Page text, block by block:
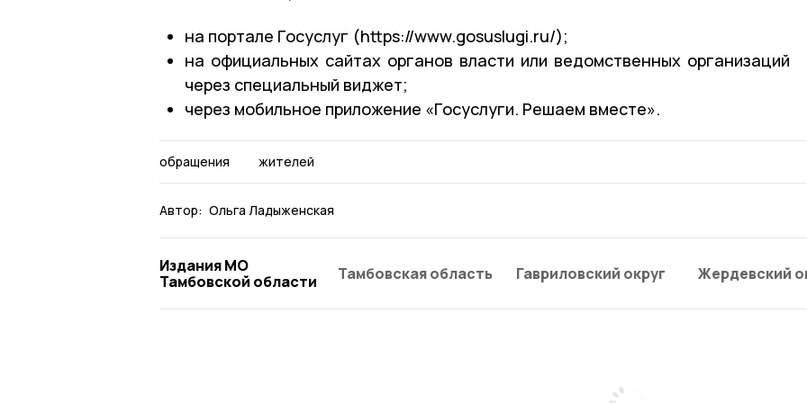
на портале Госуслуг (https://www.gosuslugi.ru/);
на официальных сайтах органов власти или ведомственных организаций
через специальный виджет;
через мобильное приложение «Госуслуги. Решаем вместе».
обращения жителей
Автор: Ольга Ладыженская
Издания МО
Тамбовской области
Тамбовская область Гавриловский округ Жердевский